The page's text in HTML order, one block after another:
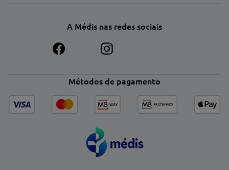
A Médis nas redes sociais
Métodos de pagamento